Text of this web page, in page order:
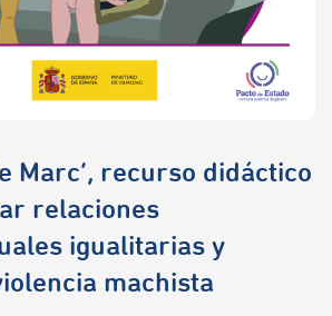
Marc’, recurso didáctico
relaciones
igualitarias y
machista